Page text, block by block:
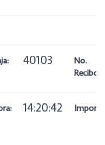
40103
No.
Recibo:
14:20:42